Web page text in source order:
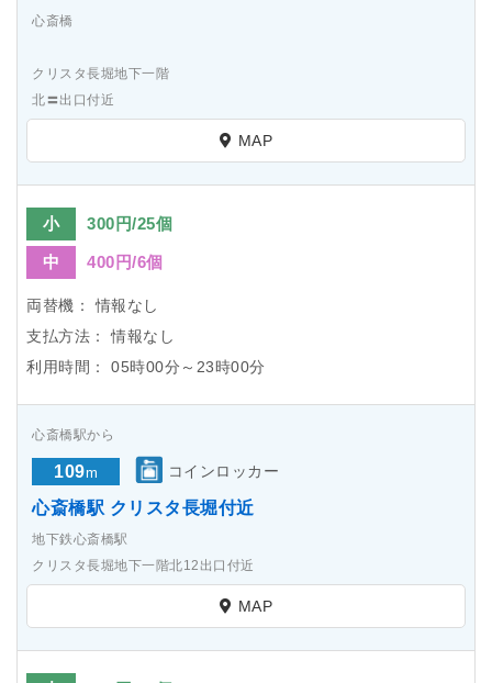
心斎橋
クリスタ長堀地下一階
北〓出口付近
MAP
小 300円/25個
中 400円/6個
両替機：
情報なし
支払方法：
情報なし
利用時間：
05時00分～23時00分
心斎橋駅から
109m コインロッカー
心斎橋駅 クリスタ長堀付近
地下鉄心斎橋駅
クリスタ長堀地下一階北12出口付近
MAP